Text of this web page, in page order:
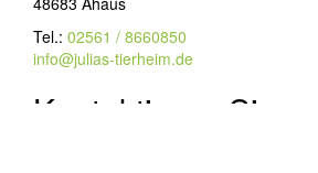
Tel.: 02561 / 8660850
info@julias-tierheim.de
Kontaktieren Sie uns